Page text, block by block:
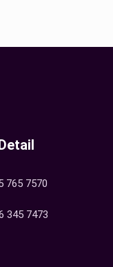
765 7570
345 7473